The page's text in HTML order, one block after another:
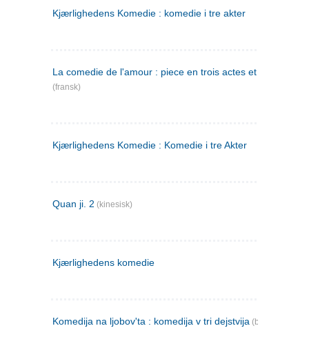
Kjærlighedens Komedie : komedie i tre akter
La comedie de l'amour : piece en trois actes et en vers
(fransk)
Kjærlighedens Komedie : Komedie i tre Akter
Quan ji. 2 (kinesisk)
Kjærlighedens komedie
Komedija na ljobov'ta : komedija v tri dejstvija (bulgarsk)